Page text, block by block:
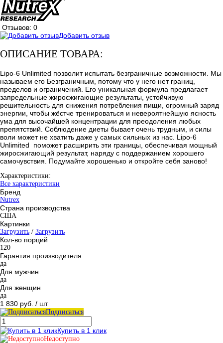
Отзывов: 0
Добавить отзыв
ОПИСАНИЕ ТОВАРА:
Lipo-6 Unlimited позволит испытать безграничные возможности. Мы
называем его Безграничным, потому что у него нет границ,
пределов и ограничений. Его уникальная формула предлагает
запредельные жиросжигающие результаты, устойчивую
решительность для снижения потребления пищи, огромный заряд
энергии, чтобы жёстче тренироваться и невероятнейшую ясность
ума для высочайшей концентрации для преодоления любых
препятствий. Соблюдение диеты бывает очень трудным, и силы
воли может не хватить даже у самых сильных из нас. Lipo-6
Unlimited поможет расширить эти границы, обеспечивая мощный
жиросжигающий результат, наряду с поддержанием хорошего
самочувствия. Подумайте хорошенько и откройте себя заново!
Характеристики:
Все характеристики
Бренд
Nutrex
Страна производства
США
Картинки
Загрузить / Загрузить
Кол-во порций
120
Гарантия производителя
да
Для мужчин
да
Для женщин
да
1 830 руб. / шт
Подписаться
Купить в 1 клик
Недоступно